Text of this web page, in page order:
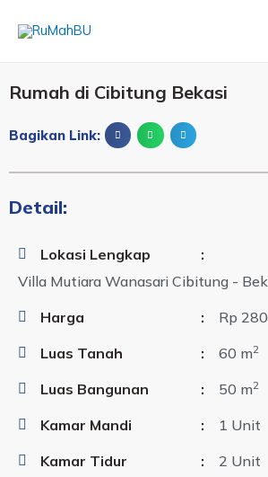
Rumah di Cibitung Bekasi
Bagikan Link:
Detail:
Lokasi Lengkap
:
Villa Mutiara Wanasari Cibitung -
Harga
:
Rp
Luas Tanah
: 60 m2
Luas Bangunan : 50 m2
Kamar Mandi :
1 Unit
Kamar Tidur
:
2 Unit